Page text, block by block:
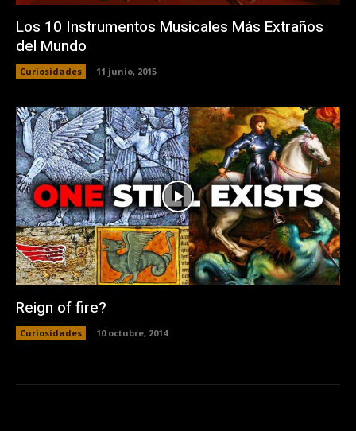
Los 10 Instrumentos Musicales Más Extraños
del Mundo
Curiosidades 11 junio, 2015
Reign of fire?
Curiosidades 10 octubre, 2014